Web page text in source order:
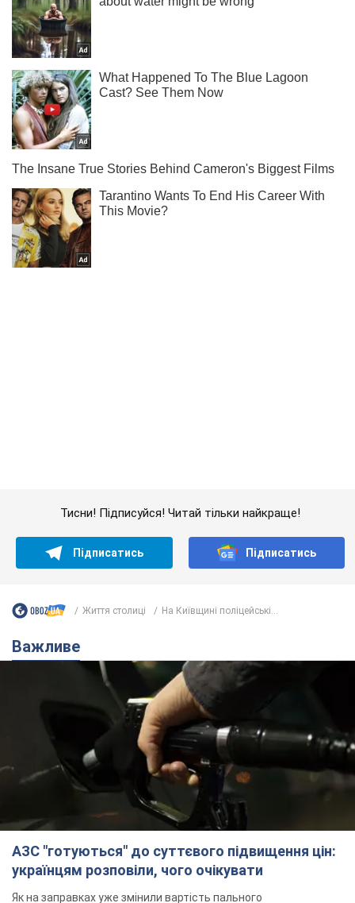
українцям розповіли, чого очікувати
Як на заправках уже змінили вартість пального
23,4 т.
"Білий дім не є власністю Трампа":
суд США зупинив будівництво
бальної зали за $400 млн
Трамп вже заявив, що негайно подасть
апеляцію а це "жахливе рішення"
10 часов назад 2,6 т.
Війна змінює не лише тактику: в НГУ